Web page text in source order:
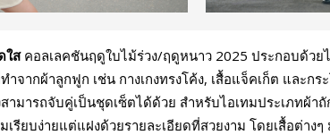
ใส คอลเลคชันฤดูใบไม้ร่วง/ฤดูหนาว 2025 ประกอบด้ว
จากผ้าลูกฟูก เช่น กางเกงทรงโค้ง, เสื้อแจ็คเก็ต และก
ามารถจับคู่เป็นชุดเซ็ตได้ด้วย สำหรับไอเทมประเภทผ้า
รียบง่ายแต่แฝงด้วยรายละเอียดที่สวยงาม โดยเสื้อต่าง